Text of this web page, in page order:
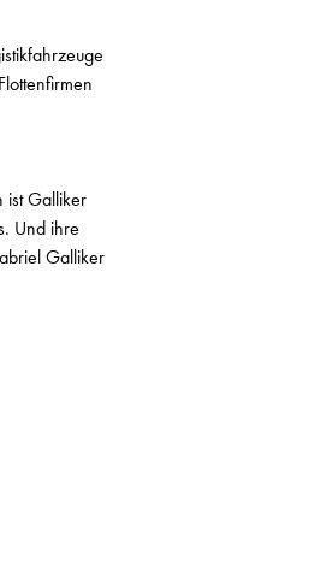
ist Galliker
Und ihre
Galliker